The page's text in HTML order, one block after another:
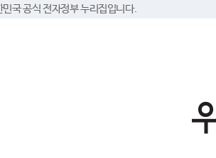
국 공식 전자정부 누리집입니다.